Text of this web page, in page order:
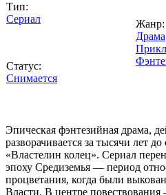
Тип:
Сериал
Статус:
Снимается
Жанр:
Драма
Эпическая фэнтезийная драма,
разворачивается за тысячи лет
«Властелин колец». Сериал
эпоху Средиземья — период
процветания, когда были
Власти. В центре